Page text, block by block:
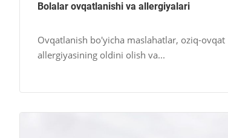
Ovqatlanish bo'yicha maslahatlar, oziq-ovqat
allergiyasining oldini olish va...
Bolalar ovqatlanishi va allergiyalari